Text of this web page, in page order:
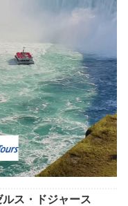
ス・ドジャース